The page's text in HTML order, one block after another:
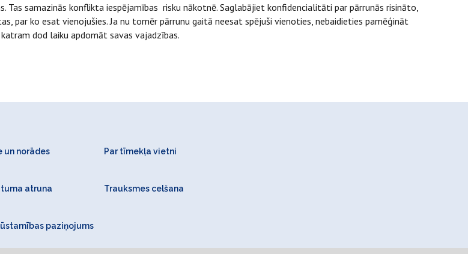
Tas samazinās konflikta iespējamības risku nākotnē. Saglabājiet konfidencialitāti par pārrunās risināto,
par ko esat vienojušies. Ja nu tomēr pārrunu gaitā neesat spējuši vienoties, nebaidieties pamēģināt
dod laiku apdomāt savas vajadzības.
un norādes Par tīmekļa vietni
atruna Trauksmes celšana
paziņojums